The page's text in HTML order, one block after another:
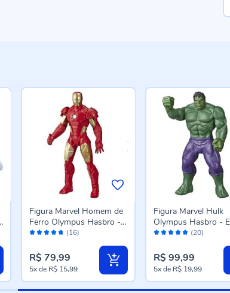
Avaliação: (16)
Figura Marvel Homem de
Ferro Olympus Hasbro -
E5582
R$ 79,99
5xde R$ 15,99
Avaliação: (20)
Figura Marvel Hulk
Olympus Hasbro -
R$ 99,99
5xde R$ 19,99